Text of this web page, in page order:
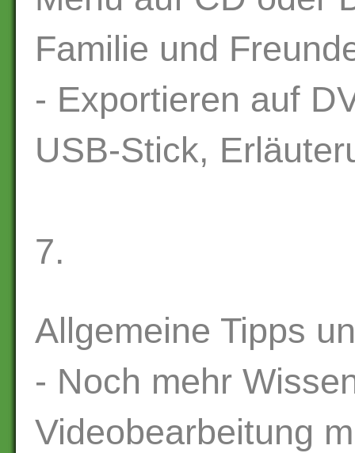
Familie und
- Exportieren auf
USB-Stick,
7.
Allgemeine Tipps
- Noch mehr
Videobearbeitung